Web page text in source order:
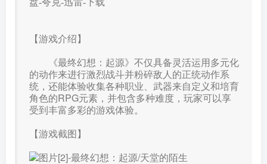
【游戏介绍】
《最终幻想：起源》不仅具备灵活运用多元化
的动作来进行激烈战斗并粉碎敌人的正统动作系
统，还能体验收集各种职业、武器来自定义和培育
角色的RPG元素，并包含多种难度，玩家可以享
受到丰富多彩的游戏体验。
【游戏截图】